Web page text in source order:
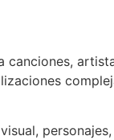
canciones,